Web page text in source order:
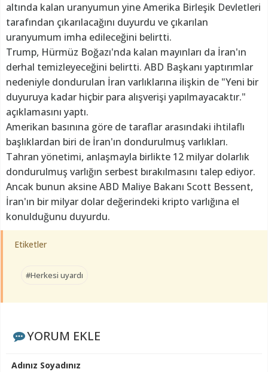
altında kalan uranyumun yine Amerika Birleşik Devletleri
tarafından çıkarılacağını duyurdu ve çıkarılan
uranyumum imha edileceğini belirtti.
Trump, Hürmüz Boğazı'nda kalan mayınları da İran'ın
derhal temizleyeceğini belirtti. ABD Başkanı yaptırımlar
nedeniyle dondurulan İran varlıklarına ilişkin de "Yeni bir
duyuruya kadar hiçbir para alışverişi yapılmayacaktır."
açıklamasını yaptı.
Amerikan basınına göre de taraflar arasındaki ihtilaflı
başlıklardan biri de İran'ın dondurulmuş varlıkları.
Tahran yönetimi, anlaşmayla birlikte 12 milyar dolarlık
dondurulmuş varlığın serbest bırakılmasını talep ediyor.
Ancak bunun aksine ABD Maliye Bakanı Scott Bessent,
İran'ın bir milyar dolar değerindeki kripto varlığına el
konulduğunu duyurdu.
Etiketler
#Herkesi uyardı
YORUM EKLE
Adınız Soyadınız